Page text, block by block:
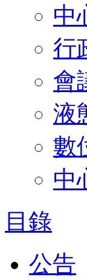
中
行
會
液
數
中
目錄
公告